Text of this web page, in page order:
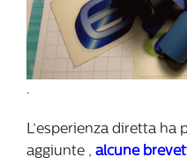
.
L’esperienza diretta
aggiunte , alcune